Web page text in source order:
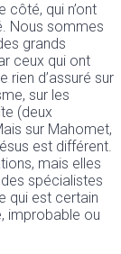
côté, qui n’ont
Nous sommes
grands
ceux qui ont
rien d’assuré sur
sur les
(deux
sur Mahomet,
est différent.
mais elles
spécialistes
qui est certain
improbable ou